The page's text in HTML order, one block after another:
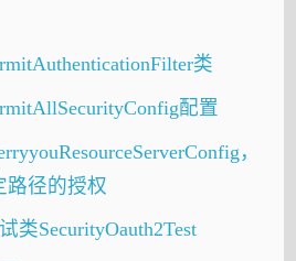
类
配置
，
路径的授权
类SecurityOauth2Test